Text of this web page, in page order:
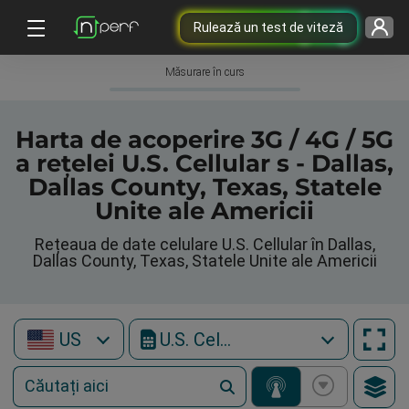
Rulează un test de viteză
Măsurare în curs
Harta de acoperire 3G / 4G / 5G
a rețelei U.S. Cellular s - Dallas,
Dallas County, Texas, Statele
Unite ale Americii
Rețeaua de date celulare U.S. Cellular în Dallas,
Dallas County, Texas, Statele Unite ale Americii
US U.S. Cellular